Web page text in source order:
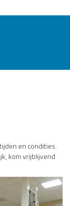
en condities.
kom vrijblijvend